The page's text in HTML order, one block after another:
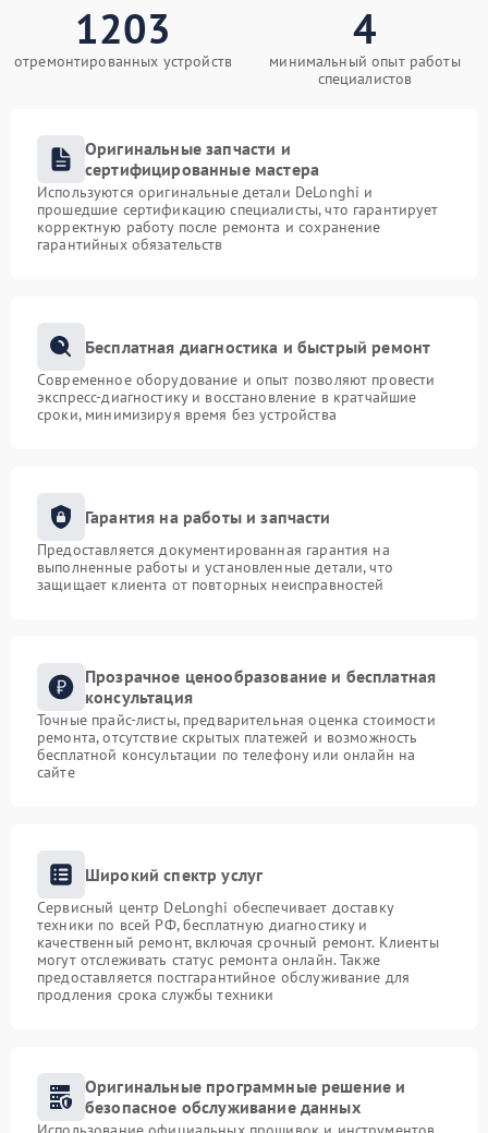
1203
отремонтированных устройств
4
минимальный опыт работы
специалистов
Оригинальные запчасти и
сертифицированные мастера
Используются оригинальные детали DeLonghi и
прошедшие сертификацию специалисты, что гарантирует
корректную работу после ремонта и сохранение
гарантийных обязательств
Бесплатная диагностика и быстрый ремонт
Современное оборудование и опыт позволяют провести
экспресс-диагностику и восстановление в кратчайшие
сроки, минимизируя время без устройства
Гарантия на работы и запчасти
Предоставляется документированная гарантия на
выполненные работы и установленные детали, что
защищает клиента от повторных неисправностей
Прозрачное ценообразование и бесплатная
консультация
Точные прайс-листы, предварительная оценка стоимости
ремонта, отсутствие скрытых платежей и возможность
бесплатной консультации по телефону или онлайн на
сайте
Широкий спектр услуг
Сервисный центр DeLonghi обеспечивает доставку
техники по всей РФ, бесплатную диагностику и
качественный ремонт, включая срочный ремонт. Клиенты
могут отслеживать статус ремонта онлайн. Также
предоставляется постгарантийное обслуживание для
продления срока службы техники
Оригинальные программные решение и
безопасное обслуживание данных